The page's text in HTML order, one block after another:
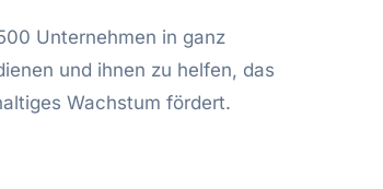
Unternehmen in ganz
und ihnen zu helfen, das
Wachstum fördert.